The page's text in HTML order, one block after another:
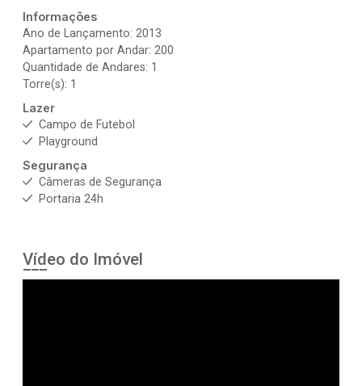
Informações
Ano de Lançamento: 2013
Apartamento por Andar: 200
Quantidade de Andares: 1
Torre(s): 1
Lazer
Campo de Futebol
Playground
Segurança
Câmeras de Segurança
Portaria 24h
Vídeo do Imóvel